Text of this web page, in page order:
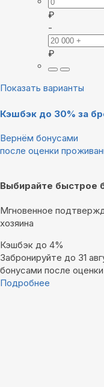
₽
-
₽
Показать варианты
Кэшбэк до 30% за
Вернём бонусами
после оценки
Выбирайте быстрое
Мгновенное
хозяина
Кэшбэк до 4%
Забронируйте до 31
бонусами после
Подробнее